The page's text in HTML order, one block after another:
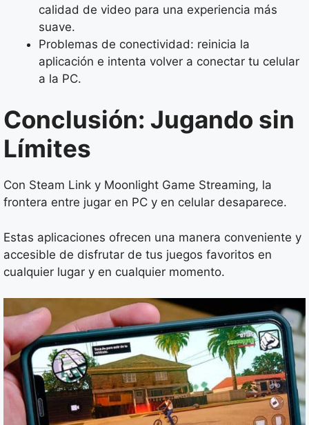
calidad de video para una experiencia más
suave.
Problemas de conectividad: reinicia la
aplicación e intenta volver a conectar tu celular
a la PC.
Conclusión: Jugando sin
Límites
Con Steam Link y Moonlight Game Streaming, la
frontera entre jugar en PC y en celular desaparece.
Estas aplicaciones ofrecen una manera conveniente y
accesible de disfrutar de tus juegos favoritos en
cualquier lugar y en cualquier momento.